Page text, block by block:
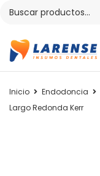
Inicio Endodoncia
Largo Redonda Kerr